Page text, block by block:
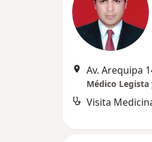
Av. Arequipa
Visita